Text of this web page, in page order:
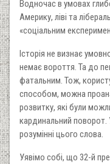
Водночас в умовах
Америку, ліві та
«соціальним
Історія не визнає
немає вороття. Та до
фатальним. Тож,
способом, можна
розвитку, які були
кардинальний поворот.
розумінні цього слова.
Уявімо собі, що 32-й